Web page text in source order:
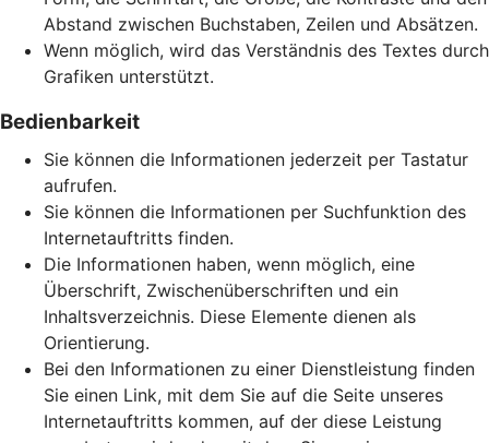
Abstand zwischen Buchstaben, Zeilen und Absätzen.
Wenn möglich, wird das Verständnis des Textes durch
Grafiken unterstützt.
Bedienbarkeit
Sie können die Informationen jederzeit per Tastatur
aufrufen.
Sie können die Informationen per Suchfunktion des
Internetauftritts finden.
Die Informationen haben, wenn möglich, eine
Überschrift, Zwischenüberschriften und ein
Inhaltsverzeichnis. Diese Elemente dienen als
Orientierung.
Bei den Informationen zu einer Dienstleistung finden
Sie einen Link, mit dem Sie auf die Seite unseres
Internetauftritts kommen, auf der diese Leistung